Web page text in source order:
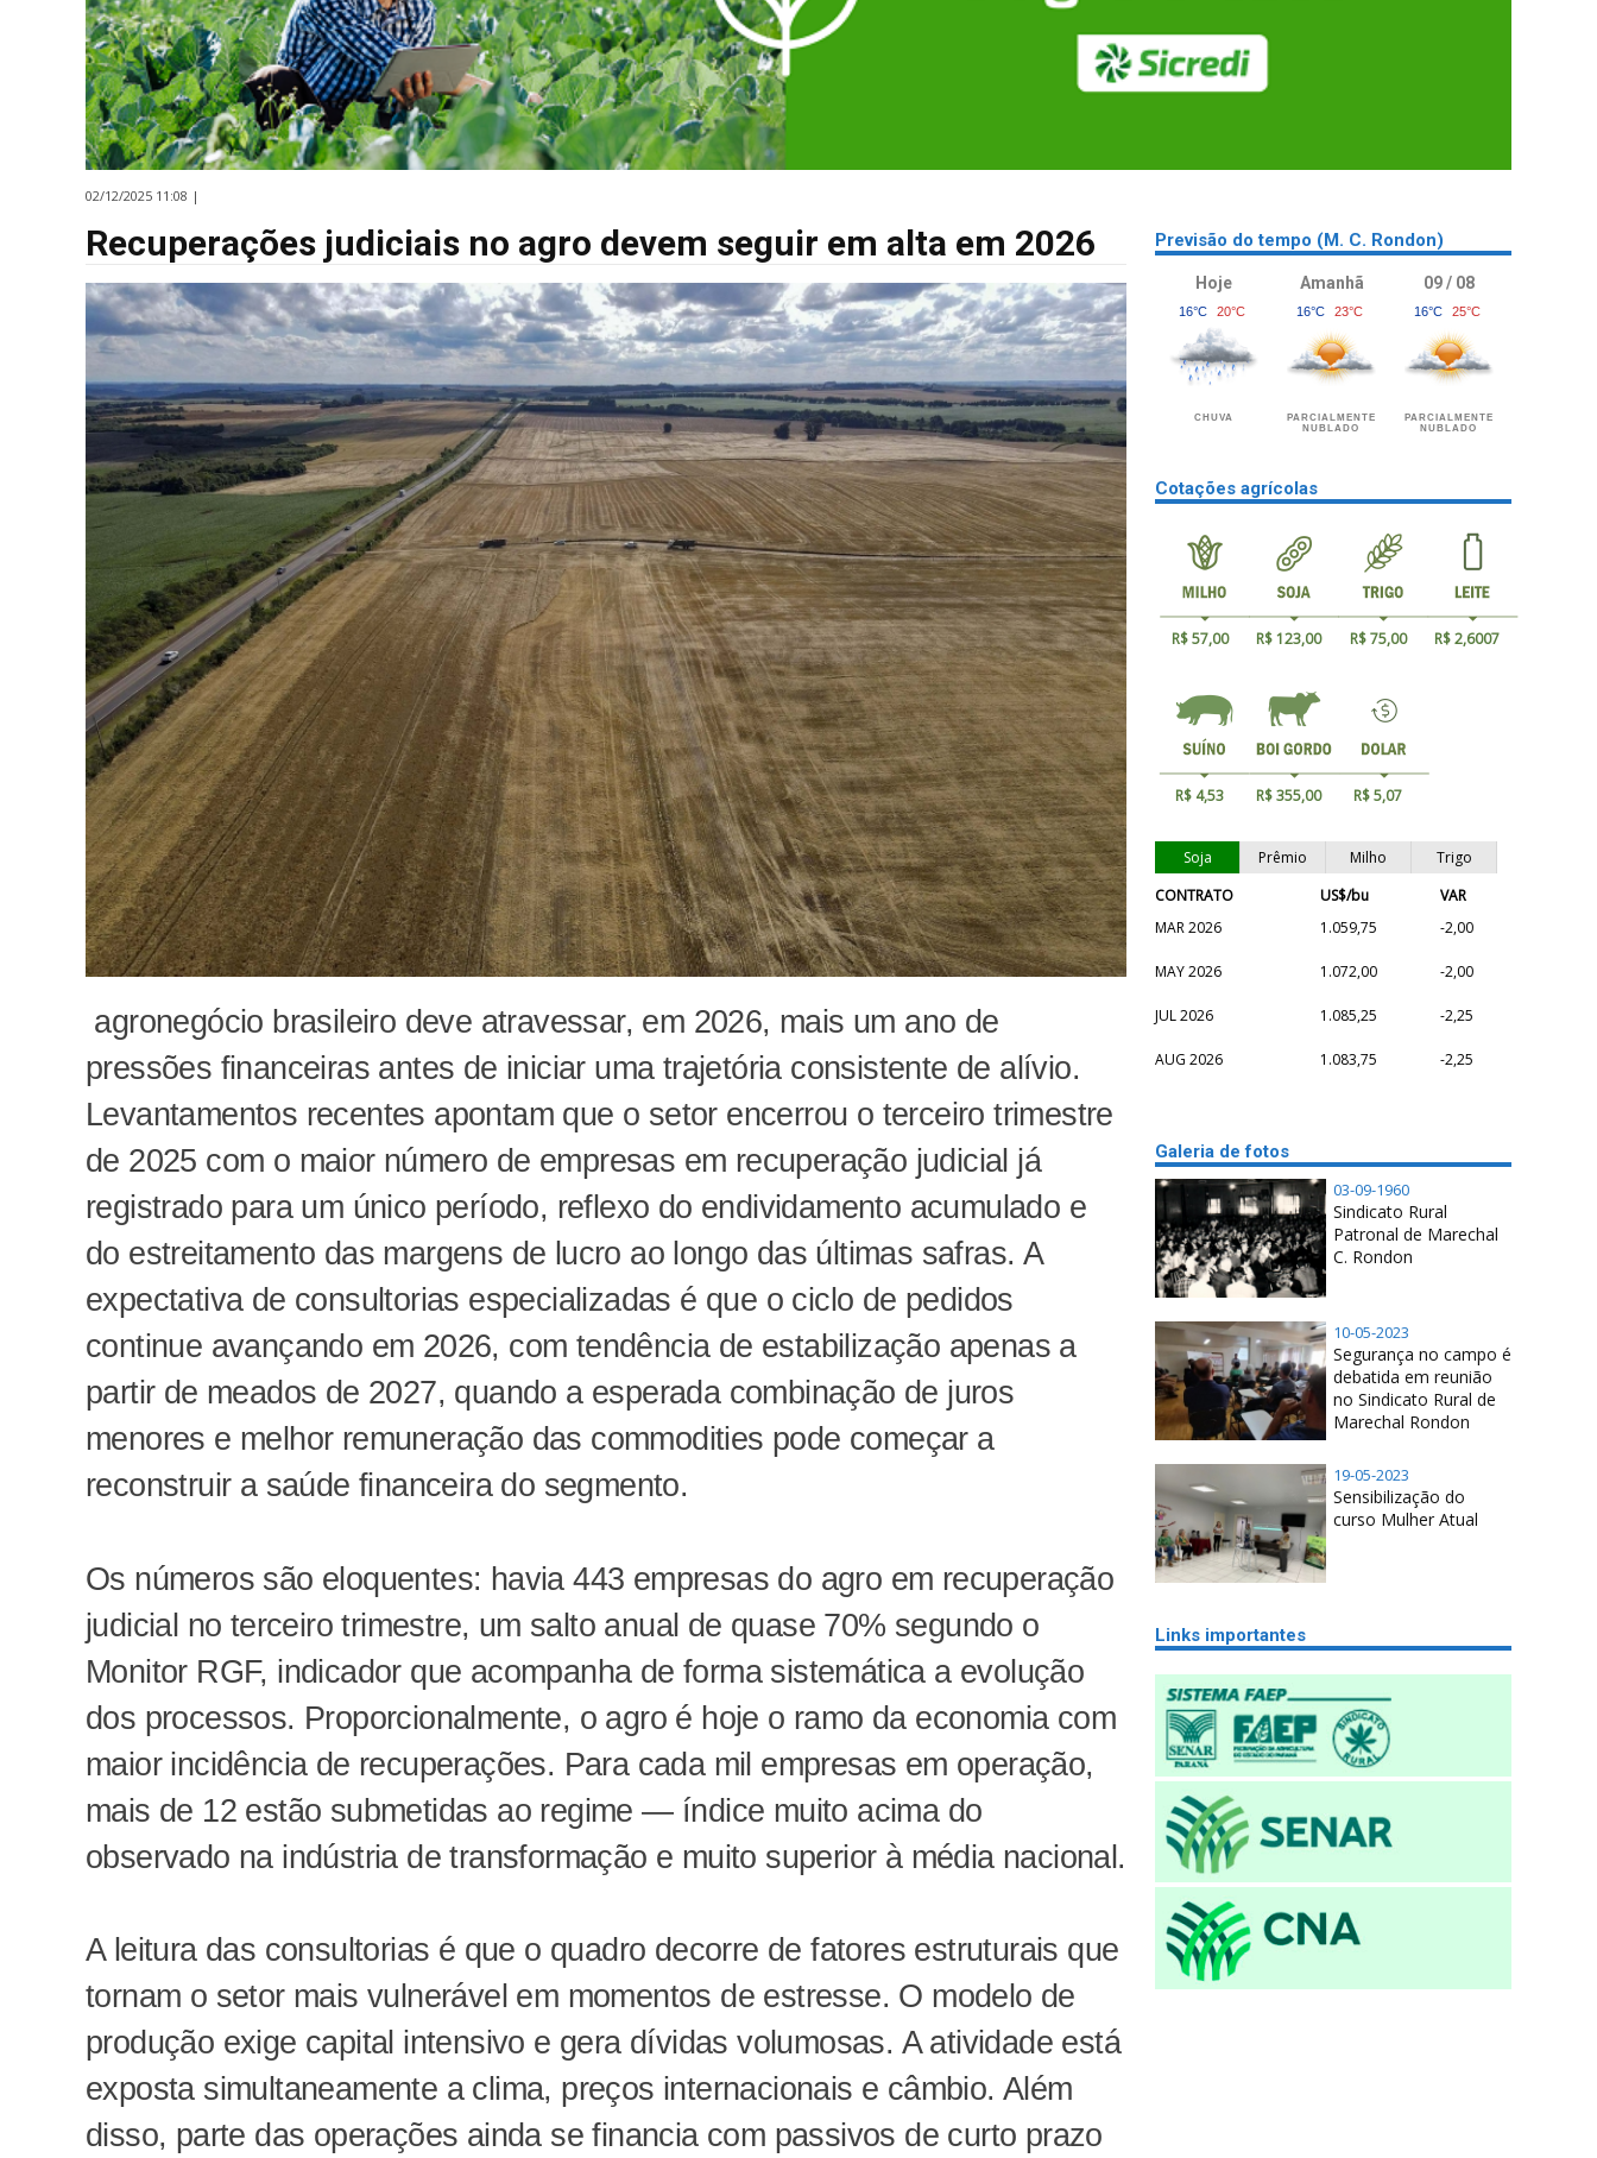
02/12/2025 11:08 |
Recuperações judiciais no agro devem seguir em alta em 2026
agronegócio brasileiro deve atravessar, em 2026, mais um ano de
pressões financeiras antes de iniciar uma trajetória consistente de alívio.
Levantamentos recentes apontam que o setor encerrou o terceiro trimestre
de 2025 com o maior número de empresas em recuperação judicial já
registrado para um único período, reflexo do endividamento acumulado e
do estreitamento das margens de lucro ao longo das últimas safras. A
expectativa de consultorias especializadas é que o ciclo de pedidos
continue avançando em 2026, com tendência de estabilização apenas a
partir de meados de 2027, quando a esperada combinação de juros
menores e melhor remuneração das commodities pode começar a
reconstruir a saúde financeira do segmento.
Os números são eloquentes: havia 443 empresas do agro em recuperação
judicial no terceiro trimestre, um salto anual de quase 70% segundo o
Monitor RGF, indicador que acompanha de forma sistemática a evolução
dos processos. Proporcionalmente, o agro é hoje o ramo da economia com
maior incidência de recuperações. Para cada mil empresas em operação,
mais de 12 estão submetidas ao regime — índice muito acima do
observado na indústria de transformação e muito superior à média nacional.
A leitura das consultorias é que o quadro decorre de fatores estruturais que
tornam o setor mais vulnerável em momentos de estresse. O modelo de
produção exige capital intensivo e gera dívidas volumosas. A atividade está
exposta simultaneamente a clima, preços internacionais e câmbio. Além
disso, parte das operações ainda se financia com passivos de curto prazo
Previsão do tempo (M. C. Rondon)
Hoje
16°C 20°C
CHUVA
Amanhã
16°C 23°C
PARCIALMENTE
NUBLADO
09 / 08
16°C 25°C
PARCIALMENTE
NUBLADO
Cotações agrícolas
R$ 57,00 R$ 123,00 R$ 75,00 R$ 2,6007
R$ 4,53 R$ 355,00 R$ 5,07
Soja Prêmio Milho
Trigo
CONTRATO
US$/bu
VAR
MAR 2026
1.059,75 -2,00
MAY 2026 1.072,00 -2,00
JUL 2026 1.085,25 -2,25
AUG 2026 1.083,75 -2,25
Galeria de fotos
03-09-1960
Sindicato Rural
Patronal de Marechal
C. Rondon
10-05-2023
Segurança no campo é
debatida em reunião
no Sindicato Rural de
Marechal Rondon
19-05-2023
Sensibilização do
curso Mulher Atual
Links importantes